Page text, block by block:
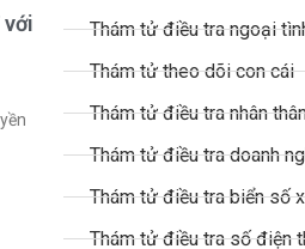
với
Thám tử điều tra ngoại
Thám tử theo dõi con cái
Thám tử điều tra nhân
Thám tử điều tra doanh
Thám tử điều tra biển số
Thám tử điều tra số điện